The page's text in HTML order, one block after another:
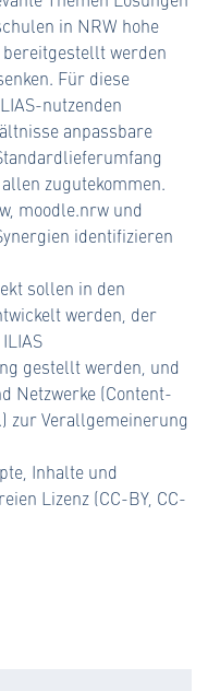
in NRW hohe
werden
Für diese
nutzenden
anpassbare
zugutekommen.
moodle.nrw und
identifizieren
sollen in den
werden, der
gestellt werden, und
Netzwerke (Content-
zur Verallgemeinerung
Inhalte und
Lizenz (CC-BY, CC-